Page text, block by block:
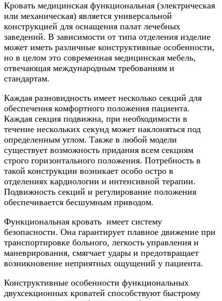
Кровать медицинская функциональная (электрическая
или механическая) является универсальной
конструкцией для оснащения палат лечебных
заведений. В зависимости от типа отделения изделие
может иметь различные конструктивные особенности,
но в целом это современная медицинская мебель,
отвечающая международным требованиям и
стандартам.
Каждая разновидность имеет несколько секций для
обеспечения комфортного положения пациента.
Каждая секция подвижна, при необходимости в
течение нескольких секунд может наклоняться под
определенным углом. Также в любой модели
существует возможность придания всем секциям
строго горизонтального положения. Потребность в
такой конструкции возникает особо остро в
отделениях кардиологии и интенсивной терапии.
Подвижность секций и регулирование положения
обеспечивается бесшумным приводом.
Функциональная кровать имеет систему
безопасности. Она гарантирует плавное движение при
транспортировке больного, легкость управления и
маневрирования, смягчает удары и предотвращает
возникновение неприятных ощущений у пациента.
Конструктивные особенности функциональных
двухсекционных кроватей способствуют быстрому